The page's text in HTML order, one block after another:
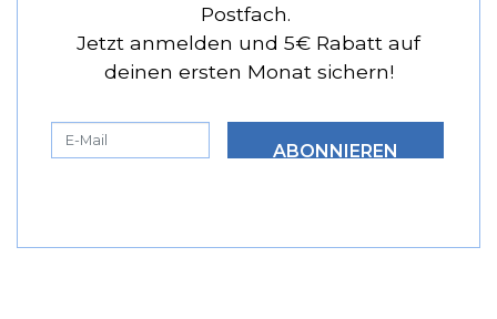
Postfach.
Jetzt anmelden und 5€ Rabatt auf
deinen ersten Monat sichern!
ABONNIEREN